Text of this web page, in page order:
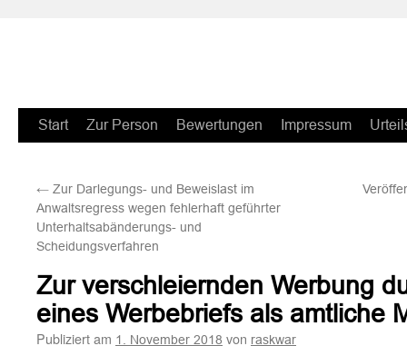
Zum
springen
Start Zur Person Bewertungen Impressum
← Zur Darlegungs- und Beweislast im
Anwaltsregress wegen fehlerhaft geführter
Unterhaltsabänderungs- und
Scheidungsverfahren
Zur verschleiernden Werbung
eines Werbebriefs als amtliche
Publiziert am 1. November 2018 von raskwar